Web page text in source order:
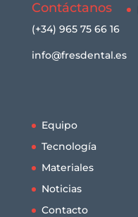
Contáctanos
(+34) 965 75 66 16
info@fresdental.es
Equipo
Tecnología
Materiales
Noticias
Contacto